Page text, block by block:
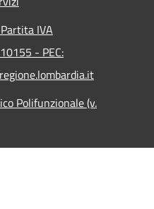
IVA
- PEC:
Polifunzionale (v.